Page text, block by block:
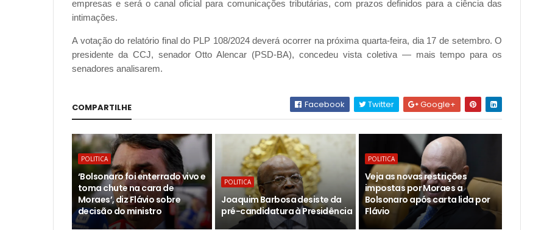
empresas e será o canal oficial para comunicações tributárias, com prazos definidos para a ciência das
intimações.
A votação do relatório final do PLP 108/2024 deverá ocorrer na próxima quarta-feira, dia 17 de setembro. O
presidente da CCJ, senador Otto Alencar (PSD-BA), concedeu vista coletiva — mais tempo para os
senadores analisarem.
COMPARTILHE Facebook Twitter Google+
POLITICA
‘Bolsonaro foi enterrado vivo e
toma chute na cara de
Moraes’, diz Flávio sobre
decisão do ministro
POLITICA
Joaquim Barbosa desiste da
pré-candidatura à Presidência
POLITICA
Veja as novas restrições
impostas por Moraes a
Bolsonaro após carta lida por
Flávio